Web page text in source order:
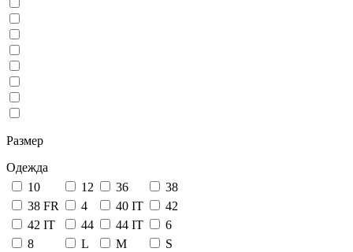
Размер
Одежда
10
12 36
38
38 FR
4 40 IT
42
42 IT
44 44 IT
6
8
L M
S